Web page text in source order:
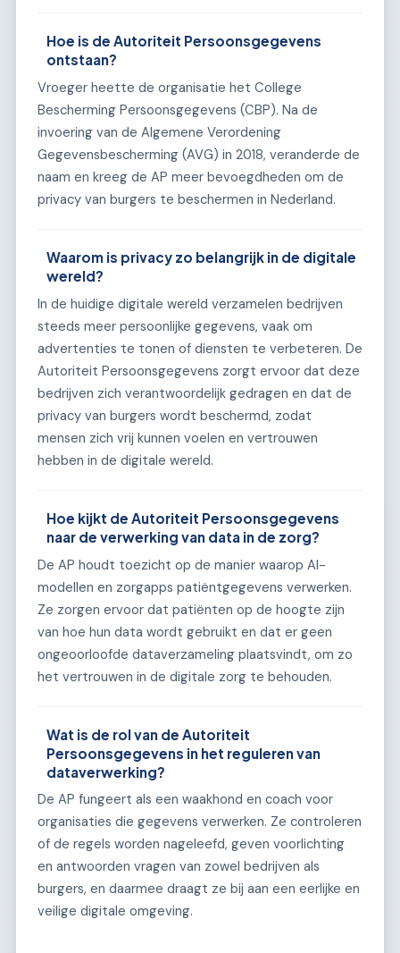
Hoe is de Autoriteit Persoonsgegevens
ontstaan?
Vroeger heette de organisatie het College
Bescherming Persoonsgegevens (CBP). Na de
invoering van de Algemene Verordening
Gegevensbescherming (AVG) in 2018, veranderde de
naam en kreeg de AP meer bevoegdheden om de
privacy van burgers te beschermen in Nederland.
Waarom is privacy zo belangrijk in de digitale
wereld?
In de huidige digitale wereld verzamelen bedrijven
steeds meer persoonlijke gegevens, vaak om
advertenties te tonen of diensten te verbeteren. De
Autoriteit Persoonsgegevens zorgt ervoor dat deze
bedrijven zich verantwoordelijk gedragen en dat de
privacy van burgers wordt beschermd, zodat
mensen zich vrij kunnen voelen en vertrouwen
hebben in de digitale wereld.
Hoe kijkt de Autoriteit Persoonsgegevens
naar de verwerking van data in de zorg?
De AP houdt toezicht op de manier waarop AI-
modellen en zorgapps patiëntgegevens verwerken.
Ze zorgen ervoor dat patiënten op de hoogte zijn
van hoe hun data wordt gebruikt en dat er geen
ongeoorloofde dataverzameling plaatsvindt, om zo
het vertrouwen in de digitale zorg te behouden.
Wat is de rol van de Autoriteit
Persoonsgegevens in het reguleren van
dataverwerking?
De AP fungeert als een waakhond en coach voor
organisaties die gegevens verwerken. Ze controleren
of de regels worden nageleefd, geven voorlichting
en antwoorden vragen van zowel bedrijven als
burgers, en daarmee draagt ze bij aan een eerlijke en
veilige digitale omgeving.